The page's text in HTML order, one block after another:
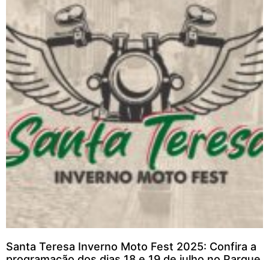
Santa Teresa Inverno Moto Fest 2025: Confira a